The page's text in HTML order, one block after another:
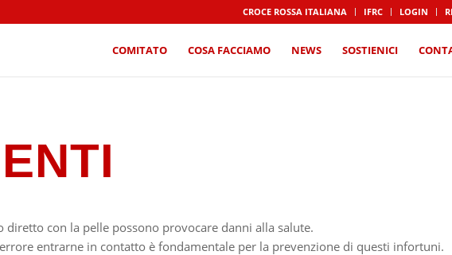
CROCE ROSSA ITALIANA IFRC LOGIN
COMITATO COSA FACCIAMO NEWS SOSTIENICI
con la pelle possono provocare danni alla salute.
entrarne in contatto è fondamentale per la prevenzione di questi infortuni.